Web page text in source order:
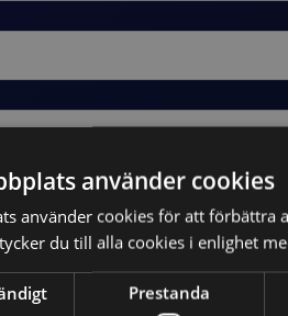
använder cookies
använder cookies för att förbättra
du till alla cookies i enlighet
Prestanda